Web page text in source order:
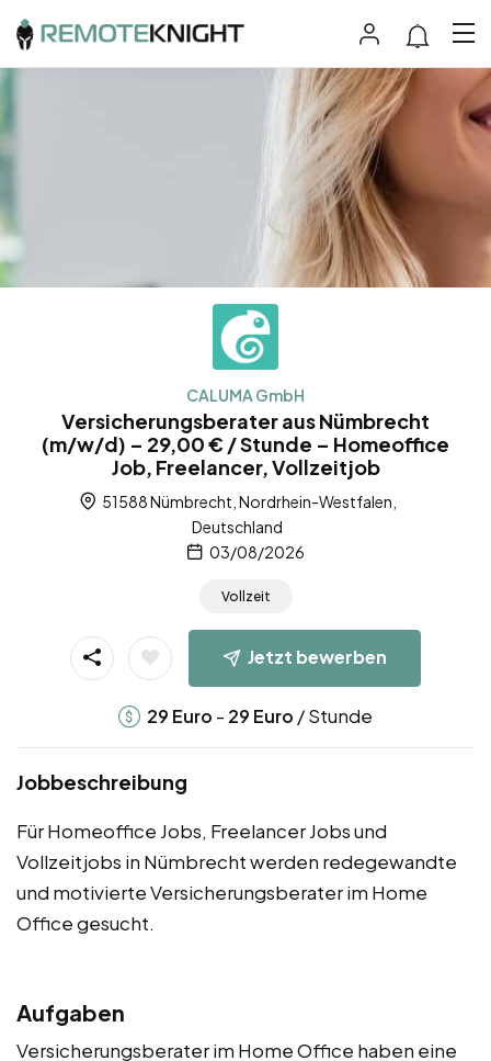
CALUMA GmbH
Versicherungsberater aus Nümbrecht
(m/w/d) – 29,00 € / Stunde – Homeoffice
Job, Freelancer, Vollzeitjob
51588 Nümbrecht, Nordrhein-Westfalen,
Deutschland
03/08/2026
Vollzeit
Jetzt bewerben
29 Euro - 29 Euro / Stunde
Jobbeschreibung
Für Homeoffice Jobs, Freelancer Jobs und
Vollzeitjobs in Nümbrecht werden redegewandte
und motivierte Versicherungsberater im Home
Office gesucht.
Aufgaben
Versicherungsberater im Home Office haben eine